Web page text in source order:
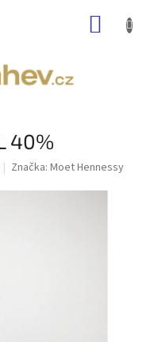
40%
Značka: Moet Hennessy